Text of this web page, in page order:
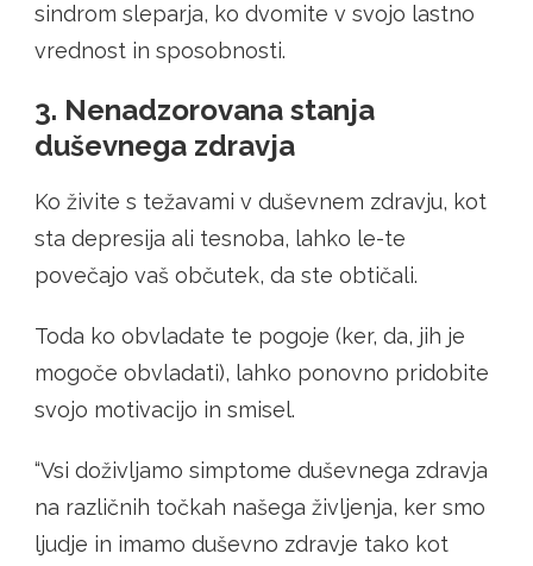
sindrom sleparja, ko dvomite v svojo lastno
vrednost in sposobnosti.
3. Nenadzorovana stanja
duševnega zdravja
Ko živite s težavami v duševnem zdravju, kot
sta depresija ali tesnoba, lahko le-te
povečajo vaš občutek, da ste obtičali.
Toda ko obvladate te pogoje (ker, da, jih je
mogoče obvladati), lahko ponovno pridobite
svojo motivacijo in smisel.
“Vsi doživljamo simptome duševnega zdravja
na različnih točkah našega življenja, ker smo
ljudje in imamo duševno zdravje tako kot